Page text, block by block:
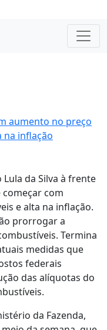
aumento no preço
na inflação
da Silva à frente
começar com
e alta na inflação.
prorrogar a
Termina
medidas que
federais
das alíquotas do
da Fazenda,